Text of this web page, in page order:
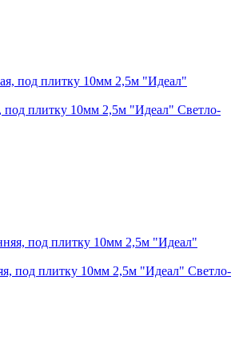
под плитку 10мм 2,5м "Идеал" Светло-
под плитку 10мм 2,5м "Идеал" Светло-